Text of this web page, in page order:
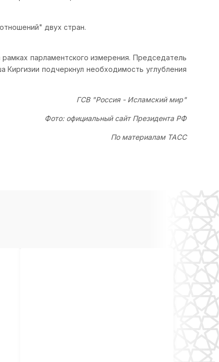
двух стран.
парламентского измерения. Председатель
подчеркнул необходимость углубления
ГСВ "Россия - Исламский мир"
Фото: официальный сайт Президента РФ
По материалам ТАСС